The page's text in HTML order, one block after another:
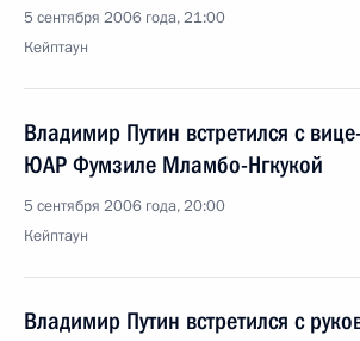
5 сентября 2006 года, 21:00
Кейптаун
Владимир Путин встретился с
ЮАР Фумзиле Мламбо-Нгкукой
5 сентября 2006 года, 20:00
Кейптаун
Владимир Путин встретился с